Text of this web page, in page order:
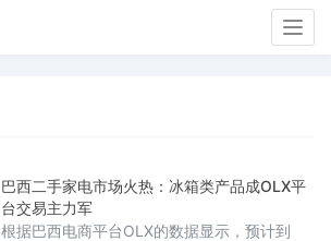
巴西二手家电市场火热：冰箱类产品成OLX平
台交易主力军
根据巴西电商平台OLX的数据显示，预计到